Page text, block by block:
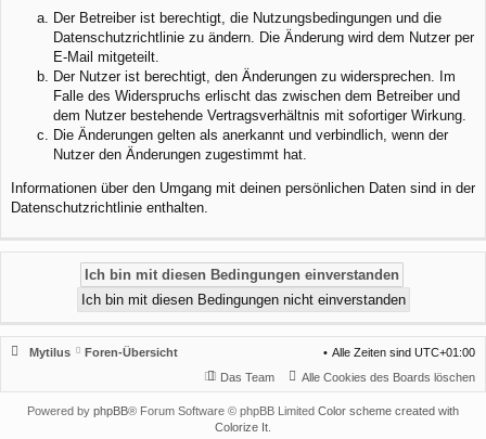
Der Betreiber ist berechtigt, die Nutzungsbedingungen und die
Datenschutzrichtlinie zu ändern. Die Änderung wird dem Nutzer per
E-Mail mitgeteilt.
Der Nutzer ist berechtigt, den Änderungen zu widersprechen. Im
Falle des Widerspruchs erlischt das zwischen dem Betreiber und
dem Nutzer bestehende Vertragsverhältnis mit sofortiger Wirkung.
Die Änderungen gelten als anerkannt und verbindlich, wenn der
Nutzer den Änderungen zugestimmt hat.
Informationen über den Umgang mit deinen persönlichen Daten sind in der
Datenschutzrichtlinie enthalten.
Mytilus Foren-Übersicht Alle Zeiten sind UTC+01:00
Alle Cookies des Boards löschen
Das Team
Powered by phpBB® Forum Software © phpBB Limited Color scheme created with
Colorize It